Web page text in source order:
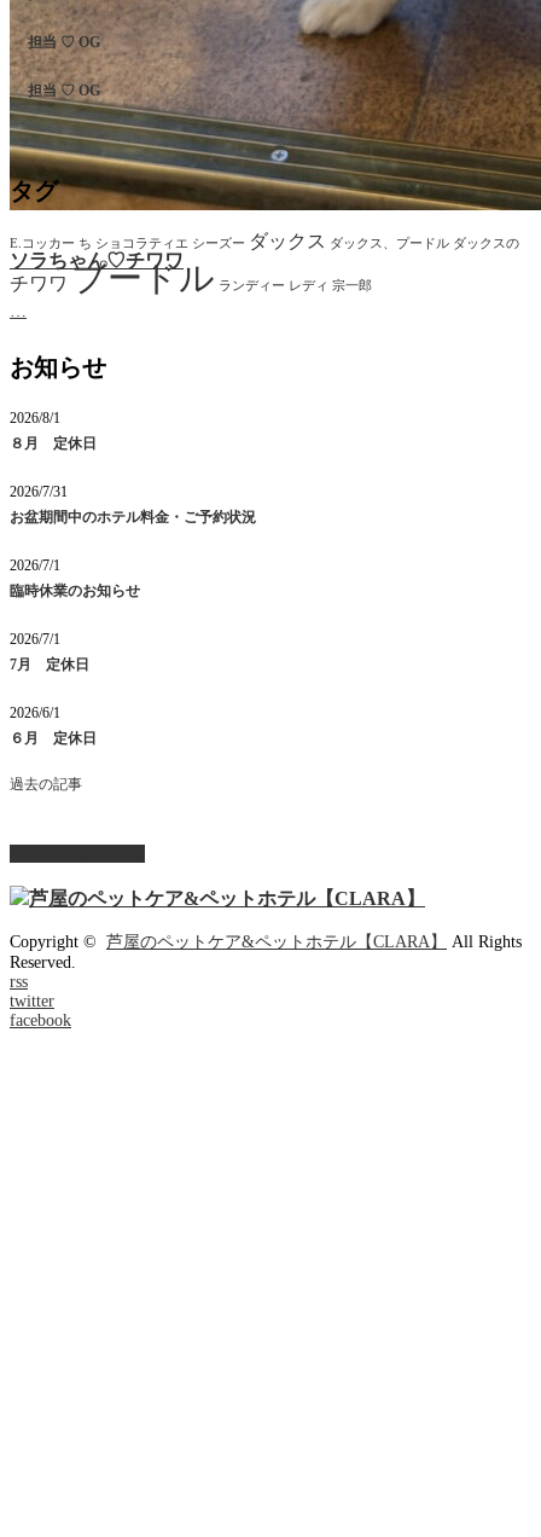
ソラちゃん♡‬チワワ
担当 ♡ OG
担当 ♡ OG
タグ
E.コッカー ち ショコラティエ シーズー ダックス ダックス、プードル ダックスの
チワワ プードル ランディー レディ 宗一郎
お知らせ
2026/8/1
８月 定休日
2026/7/31
お盆期間中のホテル料金・ご予約状況
2026/7/1
臨時休業のお知らせ
2026/7/1
7月 定休日
2026/6/1
６月 定休日
過去の記事
Copyright © 芦屋のペットケア&ペットホテル【CLARA】
All Rights
Reserved.
rss
twitter
facebook